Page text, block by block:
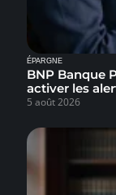
ÉPARGNE
BNP Banque
activer les
5 août 2026